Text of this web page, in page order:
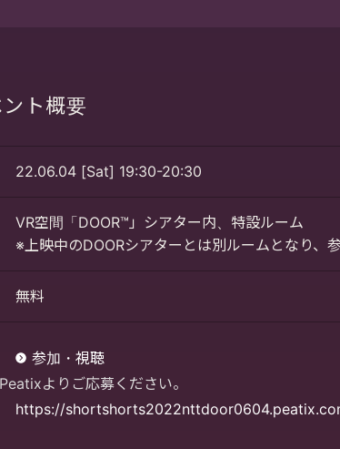
ト概要
22.06.04 [Sat] 19:30-20:30
VR空間「DOOR™」シアター内、特設ルーム
※上映中のDOORシアターとは別ルームとなり、
無料
参加・視聴
Peatixよりご応募ください。
https://